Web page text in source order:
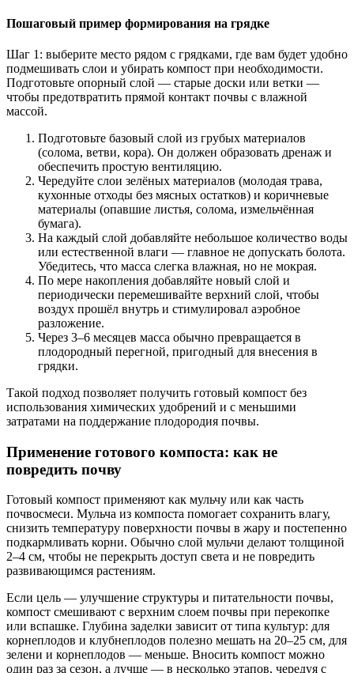
Пошаговый пример формирования на грядке
Шаг 1: выберите место рядом с грядками, где вам будет удобно
подмешивать слои и убирать компост при необходимости.
Подготовьте опорный слой — старые доски или ветки —
чтобы предотвратить прямой контакт почвы с влажной
массой.
Подготовьте базовый слой из грубых материалов
(солома, ветви, кора). Он должен образовать дренаж и
обеспечить простую вентиляцию.
Чередуйте слои зелёных материалов (молодая трава,
кухонные отходы без мясных остатков) и коричневые
материалы (опавшие листья, солома, измельчённая
бумага).
На каждый слой добавляйте небольшое количество воды
или естественной влаги — главное не допускать болота.
Убедитесь, что масса слегка влажная, но не мокрая.
По мере накопления добавляйте новый слой и
периодически перемешивайте верхний слой, чтобы
воздух прошёл внутрь и стимулировал аэробное
разложение.
Через 3–6 месяцев масса обычно превращается в
плодородный перегной, пригодный для внесения в
грядки.
Такой подход позволяет получить готовый компост без
использования химических удобрений и с меньшими
затратами на поддержание плодородия почвы.
Применение готового компоста: как не
повредить почву
Готовый компост применяют как мульчу или как часть
почвосмеси. Мульча из компоста помогает сохранить влагу,
снизить температуру поверхности почвы в жару и постепенно
подкармливать корни. Обычно слой мульчи делают толщиной
2–4 см, чтобы не перекрыть доступ света и не повредить
развивающимся растениям.
Если цель — улучшение структуры и питательности почвы,
компост смешивают с верхним слоем почвы при перекопке
или вспашке. Глубина заделки зависит от типа культур: для
корнеплодов и клубнеплодов полезно мешать на 20–25 см, для
зелени и корнеплодов — меньше. Вносить компост можно
один раз за сезон, а лучше — в несколько этапов, чередуя с